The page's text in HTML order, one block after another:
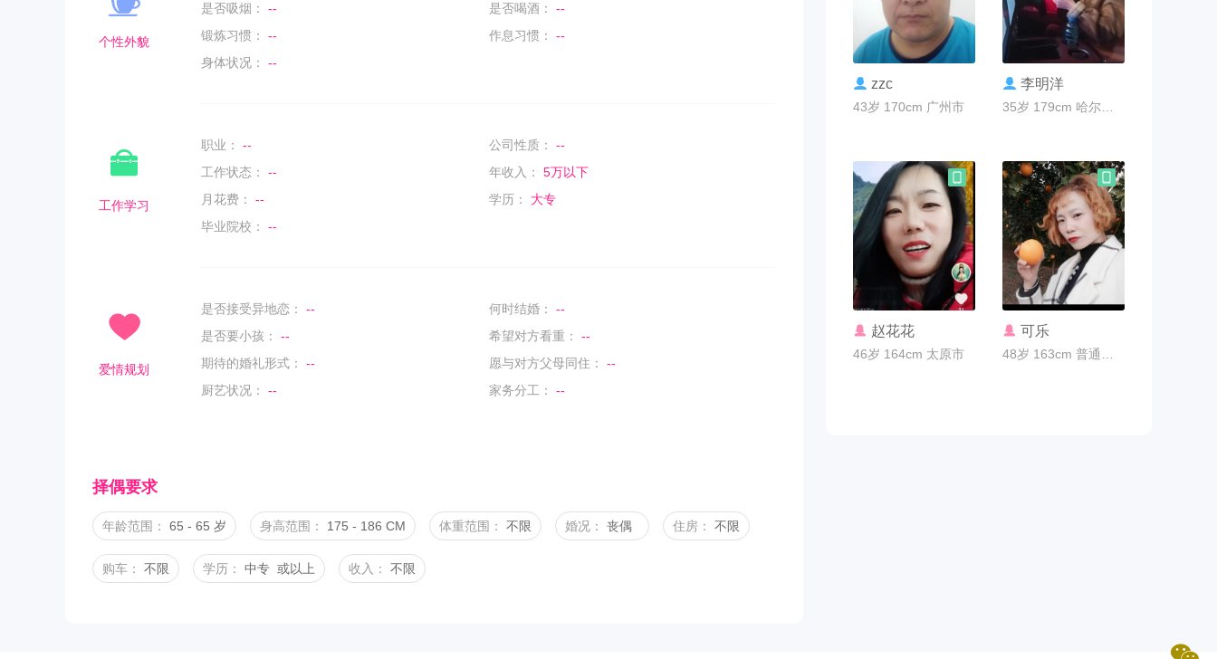
个性外貌
是否吸烟：
-- 是否喝酒：
--
锻炼习惯：
-- 作息习惯：
--
身体状况：
--
工作学习
职业： -- 公司性质：
--
工作状态：
-- 年收入：
5万以下
月花费：
-- 学历：
大专
毕业院校：
--
爱情规划
是否接受异地恋： -- 何时结婚：
--
是否要小孩：
-- 希望对方看重：
--
期待的婚礼形式：
-- 愿与对方父母同住：
--
厨艺状况：
-- 家务分工： --
择偶要求
年龄范围： 65 - 65 岁 身高范围： 175 - 186 CM 体重范围： 不限 婚况： 丧偶 住房： 不限
购车： 不限 学历： 中专 或以上 收入： 不限
zzc
43岁 170cm 广州市
联系TA
李明洋
联系TA
赵花花
46岁 164cm 太原市
联系TA
可乐